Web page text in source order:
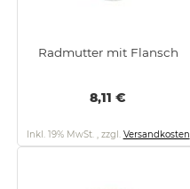
Radmutter mit Flansch
8,11 €
Inkl. 19% MwSt. , zzgl. Versandkosten